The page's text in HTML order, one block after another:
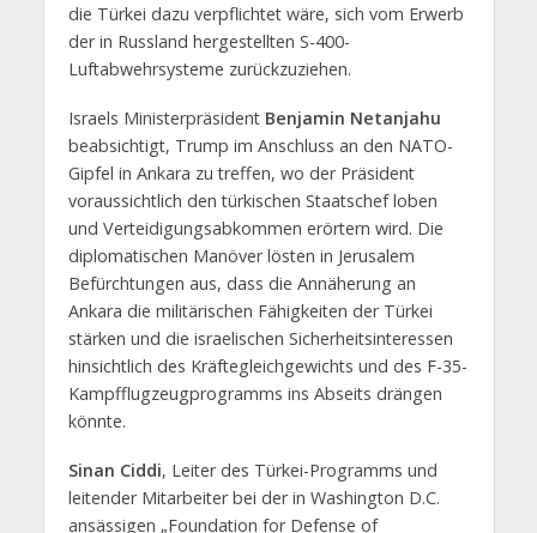
die Türkei dazu verpflichtet wäre, sich vom Erwerb
der in Russland hergestellten S-400-
Luftabwehrsysteme zurückzuziehen.
Israels MinisterpräsidentBenjamin Netanjahu
beabsichtigt, Trump im Anschluss an den NATO-
Gipfel in Ankara zu treffen, wo der Präsident
voraussichtlich den türkischen Staatschef loben
und Verteidigungsabkommen erörtern wird. Die
diplomatischen Manöver lösten in Jerusalem
Befürchtungen aus, dass die Annäherung an
Ankara die militärischen Fähigkeiten der Türkei
stärken und die israelischen Sicherheitsinteressen
hinsichtlich des Kräftegleichgewichts und des F-35-
Kampfflugzeugprogramms ins Abseits drängen
könnte.
Sinan Ciddi, Leiter des Türkei-Programms und
leitender Mitarbeiter bei der in Washington D.C.
ansässigen „Foundation for Defense of